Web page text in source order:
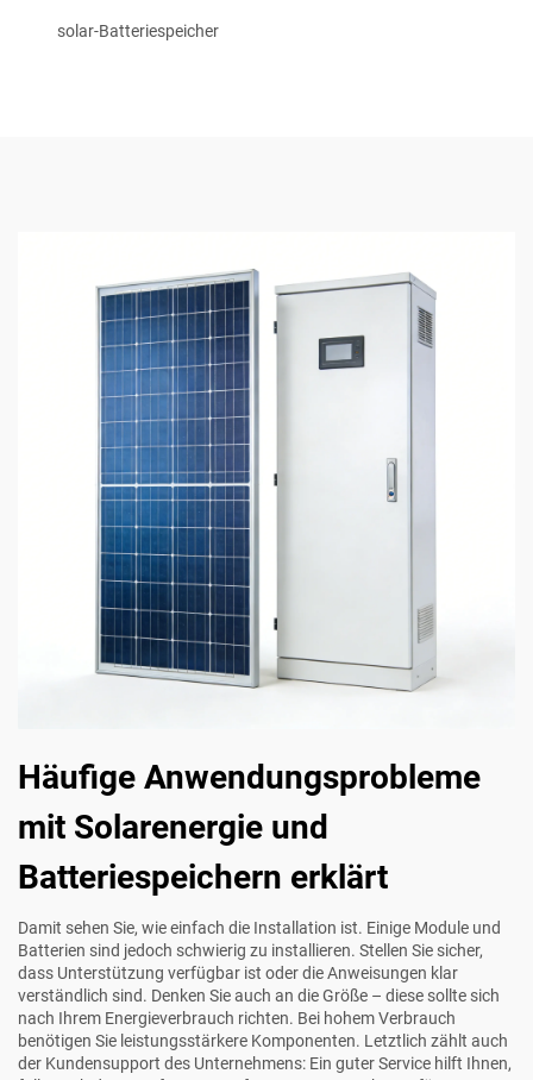
solar-Batteriespeicher
Häufige Anwendungsprobleme
mit Solarenergie und
Batteriespeichern erklärt
Damit sehen Sie, wie einfach die Installation ist. Einige Module und
Batterien sind jedoch schwierig zu installieren. Stellen Sie sicher,
dass Unterstützung verfügbar ist oder die Anweisungen klar
verständlich sind. Denken Sie auch an die Größe – diese sollte sich
nach Ihrem Energieverbrauch richten. Bei hohem Verbrauch
benötigen Sie leistungsstärkere Komponenten. Letztlich zählt auch
der Kundensupport des Unternehmens: Ein guter Service hilft Ihnen,